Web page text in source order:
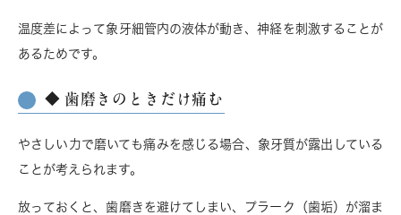
温度差によって象牙細管内の液体が動き、神経を刺激することが
あるためです。
◆ 歯磨きのときだけ痛む
やさしい力で磨いても痛みを感じる場合、象牙質が露出している
ことが考えられます。
放っておくと、歯磨きを避けてしまい、プラーク（歯垢）が溜ま